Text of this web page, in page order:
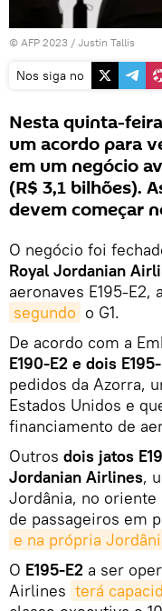
© AFP 2023 / Justin Tallis
Nos siga no
Nesta quinta-
um acordo para
em um negócio
(R$ 3,1 bilhões).
devem começar
O negócio foi
Royal Jordanian
aeronaves E195-E2,
segundo o G1.
De acordo com a
E190-E2 e dois
pedidos da Azorra,
Estados Unidos e
financiamento de
Outros dois jatos
Jordanian Airlines,
Jordânia, no
de passageiros em
e na própria
O E195-E2 a ser
Airlines terá